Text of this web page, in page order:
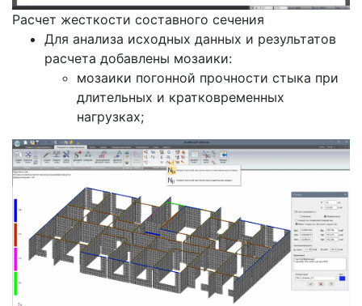
Расчет жесткости составного сечения
Для анализа исходных данных и результатов
расчета добавлены мозаики:
мозаики погонной прочности стыка при
длительных и кратковременных
нагрузках;